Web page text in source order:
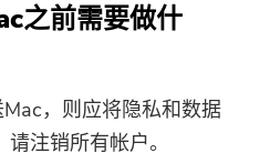
之前需要做什
，则应将隐私和数据
注销所有帐户。